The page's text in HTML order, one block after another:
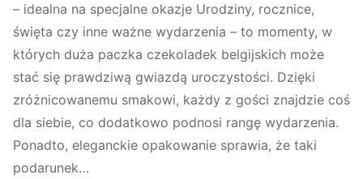
– idealna na specjalne okazje Urodziny, rocznice,
święta czy inne ważne wydarzenia – to momenty, w
których duża paczka czekoladek belgijskich może
stać się prawdziwą gwiazdą uroczystości. Dzięki
zróżnicowanemu smakowi, każdy z gości znajdzie coś
dla siebie, co dodatkowo podnosi rangę wydarzenia.
Ponadto, eleganckie opakowanie sprawia, że taki
podarunek…